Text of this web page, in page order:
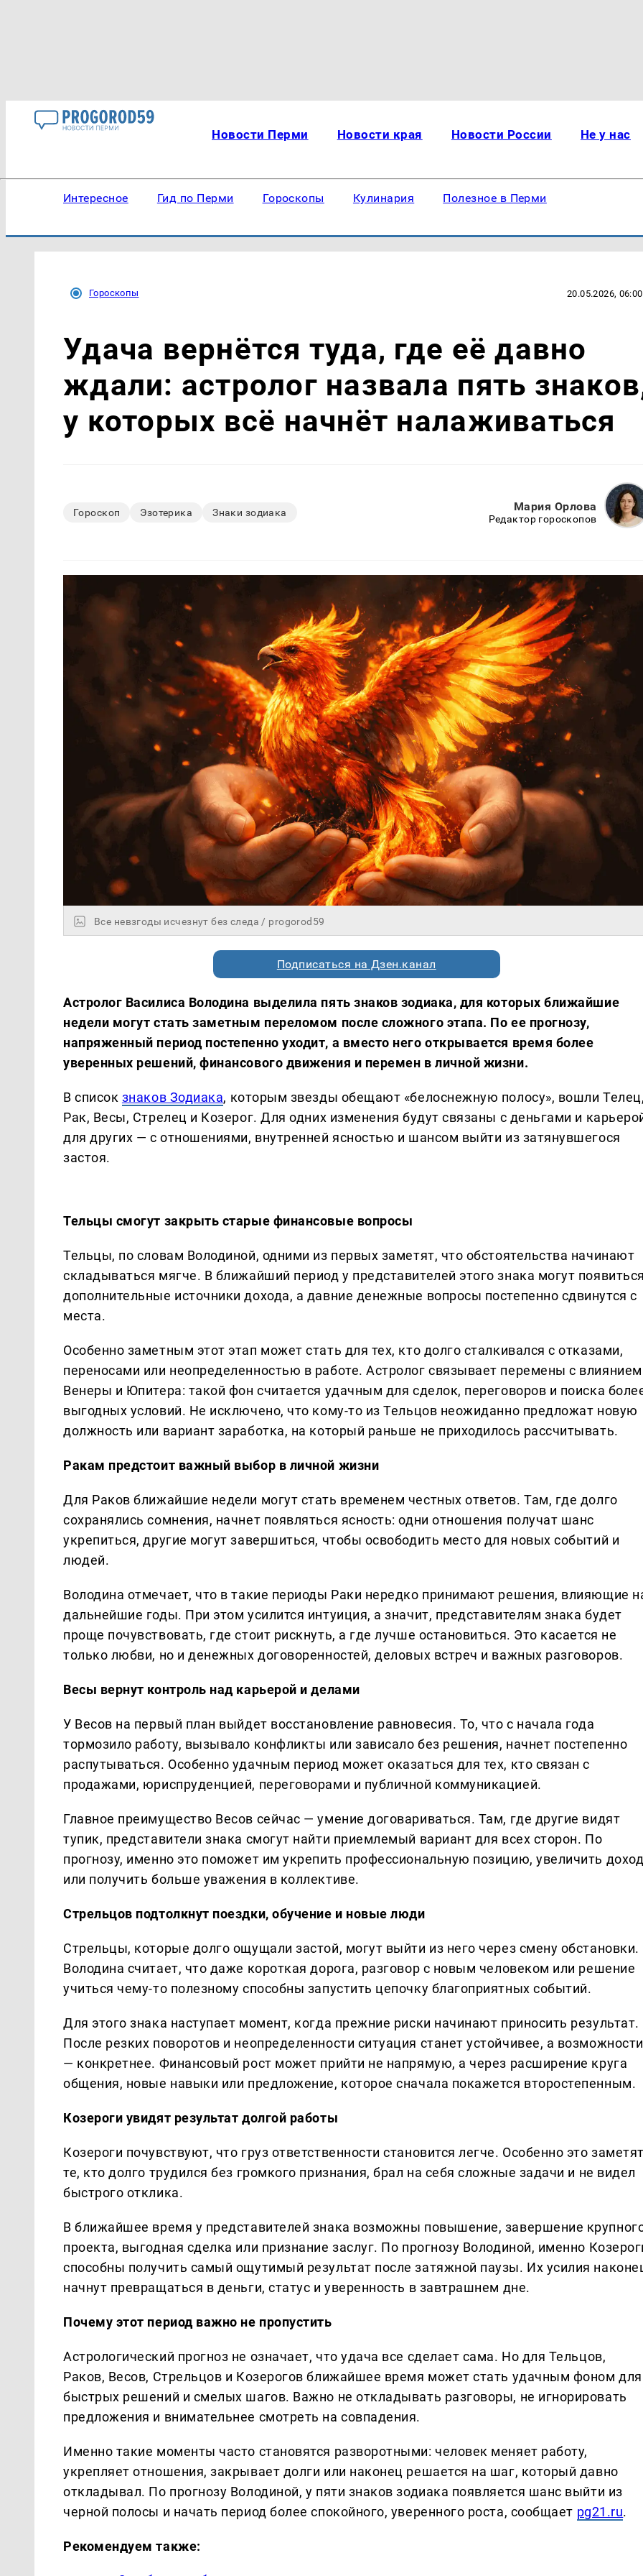
Новости Перми Новости края Новости России Не у нас
Интересное Гид по Перми Гороскопы Кулинария Полезное в Перми
Гороскопы 20.05.2026, 06:00
Удача вернётся туда, где её давно
ждали: астролог назвала пять
у которых всё начнёт налаживаться
Гороскоп Эзотерика Знаки зодиака Мария Орлова
Редактор гороскопов
Все невзгоды исчезнут без следа / progorod59
Подписаться на Дзен.канал
Астролог Василиса Володина выделила пять знаков зодиака, для которых ближайшие
недели могут стать заметным переломом после сложного этапа. По ее прогнозу,
напряженный период постепенно уходит, а вместо него открывается время более
уверенных решений, финансового движения и перемен в личной жизни.
В список знаков Зодиака, которым звезды обещают «белоснежную полосу», вошли
Рак, Весы, Стрелец и Козерог. Для одних изменения будут связаны с деньгами и
для других — с отношениями, внутренней ясностью и шансом выйти из затянувшегося
застоя.
Тельцы смогут закрыть старые финансовые вопросы
Тельцы, по словам Володиной, одними из первых заметят, что обстоятельства начинают
складываться мягче. В ближайший период у представителей этого знака могут
дополнительные источники дохода, а давние денежные вопросы постепенно сдвинутся с
места.
Особенно заметным этот этап может стать для тех, кто долго сталкивался с отказами,
переносами или неопределенностью в работе. Астролог связывает перемены с влиянием
Венеры и Юпитера: такой фон считается удачным для сделок, переговоров и поиска
выгодных условий. Не исключено, что кому-то из Тельцов неожиданно предложат новую
должность или вариант заработка, на который раньше не приходилось рассчитывать.
Ракам предстоит важный выбор в личной жизни
Для Раков ближайшие недели могут стать временем честных ответов. Там, где долго
сохранялись сомнения, начнет появляться ясность: одни отношения получат шанс
укрепиться, другие могут завершиться, чтобы освободить место для новых событий и
людей.
Володина отмечает, что в такие периоды Раки нередко принимают решения, влияющие
дальнейшие годы. При этом усилится интуиция, а значит, представителям знака будет
проще почувствовать, где стоит рискнуть, а где лучше остановиться. Это касается не
только любви, но и денежных договоренностей, деловых встреч и важных разговоров.
Весы вернут контроль над карьерой и делами
У Весов на первый план выйдет восстановление равновесия. То, что с начала года
тормозило работу, вызывало конфликты или зависало без решения, начнет постепенно
распутываться. Особенно удачным период может оказаться для тех, кто связан с
продажами, юриспруденцией, переговорами и публичной коммуникацией.
Главное преимущество Весов сейчас — умение договариваться. Там, где другие видят
тупик, представители знака смогут найти приемлемый вариант для всех сторон. По
прогнозу, именно это поможет им укрепить профессиональную позицию, увеличить
или получить больше уважения в коллективе.
Стрельцов подтолкнут поездки, обучение и новые люди
Стрельцы, которые долго ощущали застой, могут выйти из него через смену обстановки.
Володина считает, что даже короткая дорога, разговор с новым человеком или решение
учиться чему-то полезному способны запустить цепочку благоприятных событий.
Для этого знака наступает момент, когда прежние риски начинают приносить результат.
После резких поворотов и неопределенности ситуация станет устойчивее, а возможности
— конкретнее. Финансовый рост может прийти не напрямую, а через расширение круга
общения, новые навыки или предложение, которое сначала покажется второстепенным.
Козероги увидят результат долгой работы
Козероги почувствуют, что груз ответственности становится легче. Особенно это
те, кто долго трудился без громкого признания, брал на себя сложные задачи и не видел
быстрого отклика.
В ближайшее время у представителей знака возможны повышение, завершение
проекта, выгодная сделка или признание заслуг. По прогнозу Володиной, именно
способны получить самый ощутимый результат после затяжной паузы. Их усилия
начнут превращаться в деньги, статус и уверенность в завтрашнем дне.
Почему этот период важно не пропустить
Астрологический прогноз не означает, что удача все сделает сама. Но для Тельцов,
Раков, Весов, Стрельцов и Козерогов ближайшее время может стать удачным фоном для
быстрых решений и смелых шагов. Важно не откладывать разговоры, не игнорировать
предложения и внимательнее смотреть на совпадения.
Именно такие моменты часто становятся разворотными: человек меняет работу,
укрепляет отношения, закрывает долги или наконец решается на шаг, который давно
откладывал. По прогнозу Володиной, у пяти знаков зодиака появляется шанс выйти из
черной полосы и начать период более спокойного, уверенного роста, сообщает pg21.ru.
Рекомендуем также: